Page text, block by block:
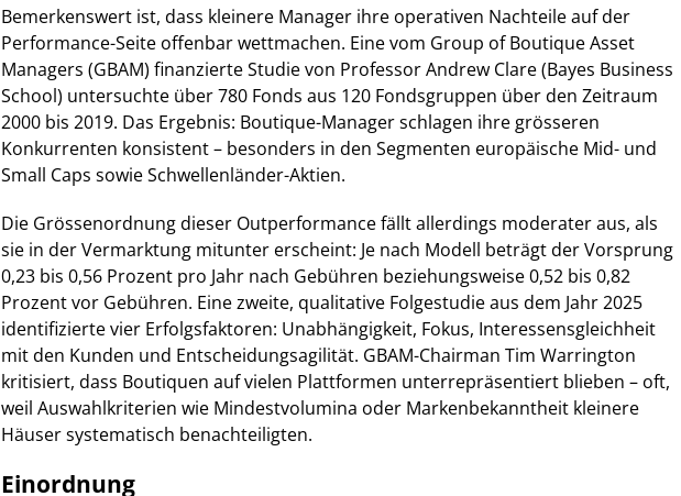
Bemerkenswert ist, dass kleinere Manager ihre operativen Nachteile auf der
Performance-Seite offenbar wettmachen. Eine vom Group of Boutique Asset
Managers (GBAM) finanzierte Studie von Professor Andrew Clare (Bayes Business
School) untersuchte über 780 Fonds aus 120 Fondsgruppen über den Zeitraum
2000 bis 2019. Das Ergebnis: Boutique-Manager schlagen ihre grösseren
Konkurrenten konsistent – besonders in den Segmenten europäische Mid- und
Small Caps sowie Schwellenländer-Aktien.
Die Grössenordnung dieser Outperformance fällt allerdings moderater aus, als
sie in der Vermarktung mitunter erscheint: Je nach Modell beträgt der Vorsprung
0,23 bis 0,56 Prozent pro Jahr nach Gebühren beziehungsweise 0,52 bis 0,82
Prozent vor Gebühren. Eine zweite, qualitative Folgestudie aus dem Jahr 2025
identifizierte vier Erfolgsfaktoren: Unabhängigkeit, Fokus, Interessensgleichheit
mit den Kunden und Entscheidungsagilität. GBAM-Chairman Tim Warrington
kritisiert, dass Boutiquen auf vielen Plattformen unterrepräsentiert blieben – oft,
weil Auswahlkriterien wie Mindestvolumina oder Markenbekanntheit kleinere
Häuser systematisch benachteiligten.
Einordnung